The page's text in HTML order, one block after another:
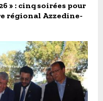
» : cinq soirées pour
régional Azzedine-